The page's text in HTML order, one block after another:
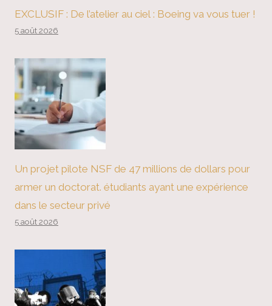
EXCLUSIF : De l’atelier au ciel : Boeing va vous tuer !
5 août 2026
Un projet pilote NSF de 47 millions de dollars pour
armer un doctorat. étudiants ayant une expérience
dans le secteur privé
5 août 2026